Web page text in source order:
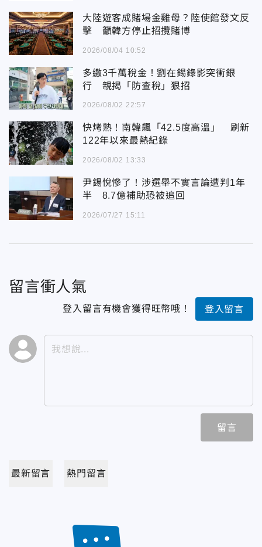
大陸遊客成賭場金雞母？陸使館發文反
擊 籲韓方停止招攬賭博
2026/08/04 10:52
多繳3千萬稅金！劉在錫錄影突衝銀
行 親揭「防查稅」狠招
2026/08/02 22:57
快烤熟！南韓飆「42.5度高溫」 刷新
122年以來最熱紀錄
2026/08/02 13:33
尹錫悅慘了！涉選舉不實言論遭判1年
半 8.7億補助恐被追回
2026/07/27 15:11
留言衝人氣
登入留言有機會獲得旺幣哦！ 登入留言
留言
最新留言 熱門留言